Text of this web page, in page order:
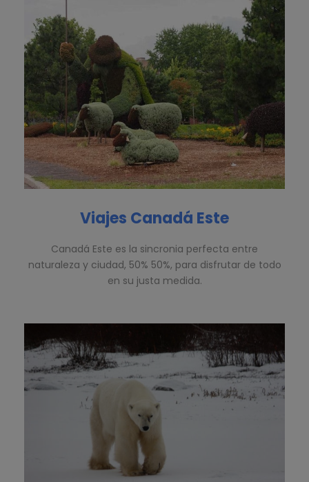
Viajes Canadá Este
Canadá Este es la sincronia perfecta entre
naturaleza y ciudad, 50% 50%, para disfrutar de todo
en su justa medida.